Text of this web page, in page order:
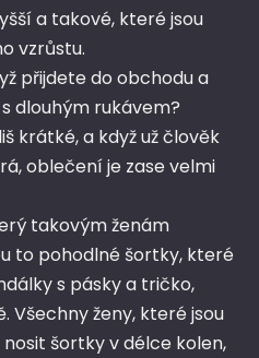
a takové, které jsou
vzrůstu.
přijdete do obchodu a
dlouhým rukávem?
krátké, a když už člověk
oblečení je zase velmi
takovým ženám
to pohodlné šortky, které
s pásky a tričko,
Všechny ženy, které jsou
šortky v délce kolen,